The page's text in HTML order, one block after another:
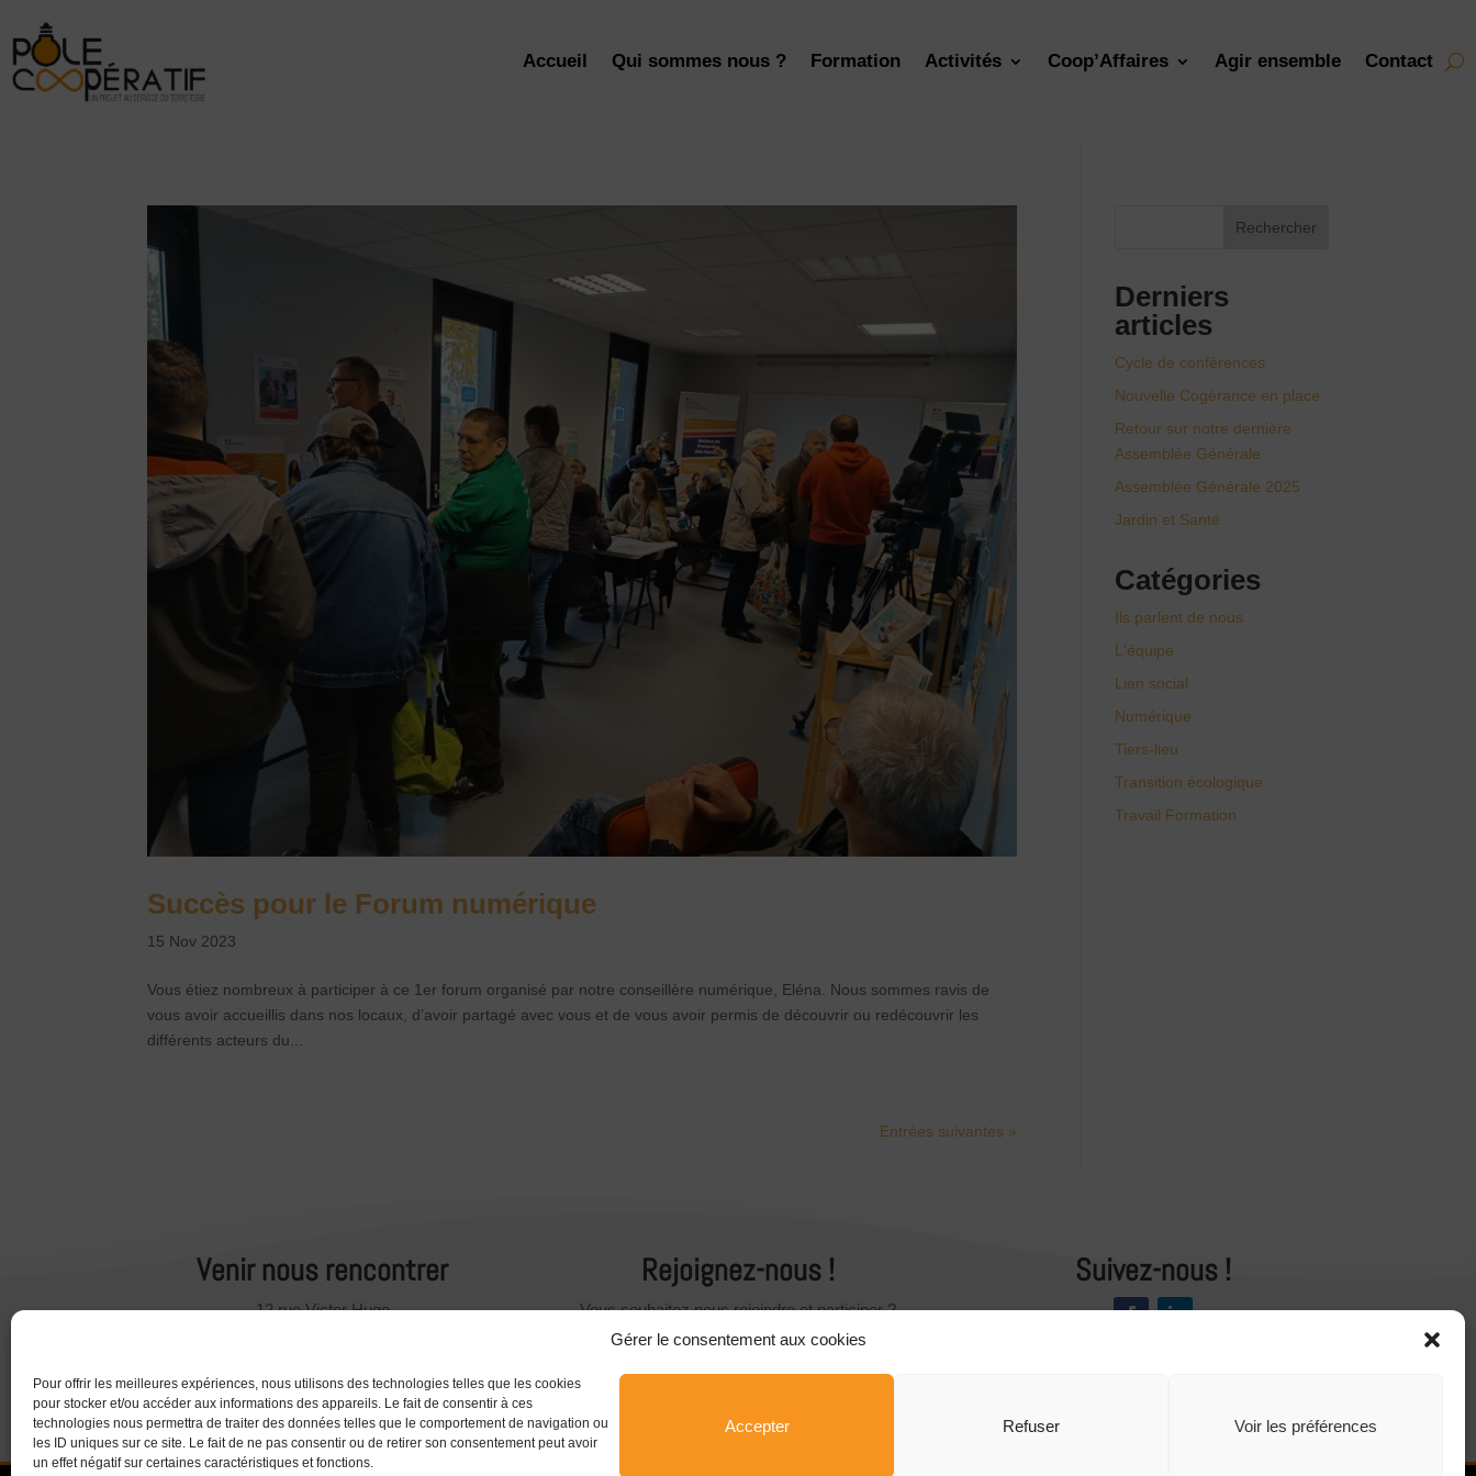
Gérer le consentement aux cookies
Pour offrir les meilleures expériences, nous utilisons des technologies telles que les cookies
pour stocker et/ou accéder aux informations des appareils. Le fait de consentir à ces
technologies nous permettra de traiter des données telles que le comportement de navigation ou
les ID uniques sur ce site. Le fait de ne pas consentir ou de retirer son consentement peut avoir
un effet négatif sur certaines caractéristiques et fonctions.
Accepter Refuser Voir les préférences
Accueil Qui sommes nous ? Formation Activités Coop’Affaires Agir ensemble Contact
Succès pour le Forum numérique
15 Nov 2023
Vous étiez nombreux à participer à ce 1er forum organisé par notre conseillère numérique, Eléna. Nous sommes ravis de
vous avoir accueillis dans nos locaux, d’avoir partagé avec vous et de vous avoir permis de découvrir ou redécouvrir les
différents acteurs du...
Entrées suivantes »
Rechercher
Derniers
articles
Cycle de conférences
Nouvelle Cogérance en place
Retour sur notre dernière
Assemblée Générale
Assemblée Générale 2025
Jardin et Santé
Catégories
Ils parlent de nous
L'équipe
Lien social
Numérique
Tiers-lieu
Transition écologique
Travail Formation
Venir nous rencontrer
12 rue Victor Hugo
Horaire d’ouverture :
9h-12h/13h30-16h30
Rejoignez-nous !
Vous souhaitez nous rejoindre et participer ?
Suivez-nous !